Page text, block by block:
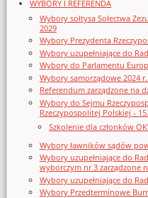
WYBORY I REFERENDA
Wybory sołtysa Sołectwa
2029
Wybory Prezydenta
Wybory uzupełniające do
Wybory do Parlamentu
Wybory samorządowe 2024
Referendum zarządzone na
Wybory do Sejmu
Rzeczypospolitej Polskiej -
Szkolenie dla członków
Wybory ławników sądów
Wybory uzupełniające do
wyborczym nr 3 zarządzone
Wybory uzupełniające do
Wybory Przedterminowe